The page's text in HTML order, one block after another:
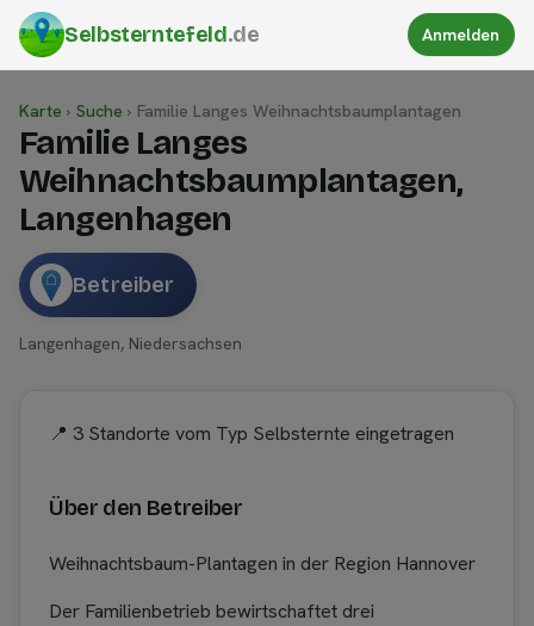
Selbsterntefeld.de Anmelden
Karte › Suche › Familie Langes Weihnachtsbaumplantagen
Familie Langes
Weihnachtsbaumplantagen,
Langenhagen
Betreiber
Langenhagen, Niedersachsen
📍 3 Standorte vom Typ Selbsternte eingetragen
Über den Betreiber
Weihnachtsbaum-Plantagen in der Region Hannover
Der Familienbetrieb bewirtschaftet drei